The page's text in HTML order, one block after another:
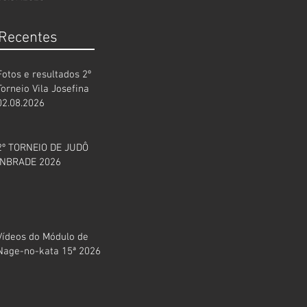
e resultados 2º
Vila Josefina
TORNEIO DE JUDÔ
2026
do Módulo de
no-kata 15ª 2026